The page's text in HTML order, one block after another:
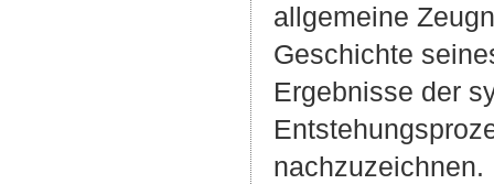
allgemeine
Geschichte
Ergebnisse der
nachzuzeichnen.